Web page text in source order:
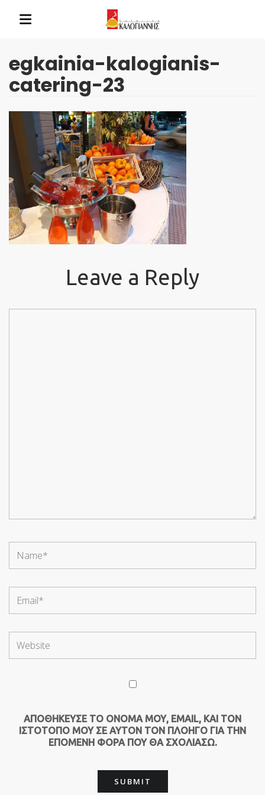
egkainia-kalogianis-
catering-23
Leave a Reply
ΑΠΟΘΉΚΕΥΣΕ ΤΟ ΌΝΟΜΆ ΜΟΥ, EMAIL, ΚΑΙ ΤΟΝ
ΙΣΤΌΤΟΠΟ ΜΟΥ ΣΕ ΑΥΤΌΝ ΤΟΝ ΠΛΟΗΓΌ ΓΙΑ ΤΗΝ
ΕΠΌΜΕΝΗ ΦΟΡΆ ΠΟΥ ΘΑ ΣΧΟΛΙΆΣΩ.